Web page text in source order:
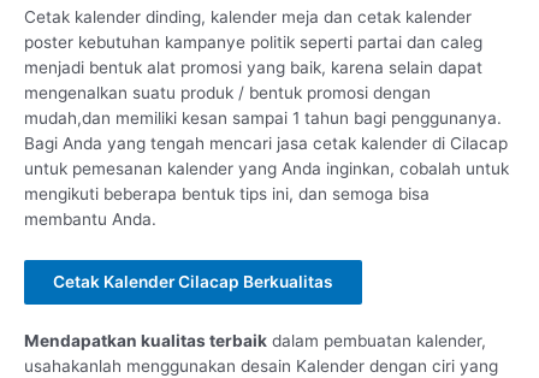
Cetak kalender dinding, kalender meja dan cetak kalender
poster kebutuhan kampanye politik seperti partai dan caleg
menjadi bentuk alat promosi yang baik, karena selain dapat
mengenalkan suatu produk / bentuk promosi dengan
mudah,dan memiliki kesan sampai 1 tahun bagi penggunanya.
Bagi Anda yang tengah mencari jasa cetak kalender di Cilacap
untuk pemesanan kalender yang Anda inginkan, cobalah untuk
mengikuti beberapa bentuk tips ini, dan semoga bisa
membantu Anda.
Cetak Kalender Cilacap Berkualitas
Mendapatkan kualitas terbaik dalam pembuatan kalender,
usahakanlah menggunakan desain Kalender dengan ciri yang